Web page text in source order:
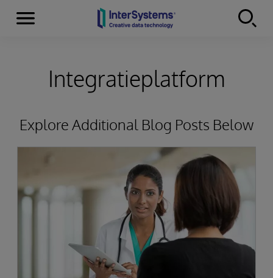
Skip to content
Menu
Integratieplatform
Explore Additional Blog Posts Below